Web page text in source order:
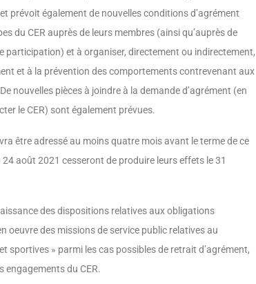
prévoit également de nouvelles conditions d’agrément
du CER auprès de leurs membres (ainsi qu’auprès de
participation) et à organiser, directement ou indirectement,
et à la prévention des comportements contre­venant aux
nouvelles pièces à joindre à la demande d’agrément (en
le CER) sont également prévues.
être adressé au moins quatre mois avant le terme de ce
août 2021 cesseront de produire leurs effets le 31
des dispositions relatives aux obligations
oeuvre des missions de service public relatives au
» parmi les cas possibles de retrait d’agrément,
engagements du CER.